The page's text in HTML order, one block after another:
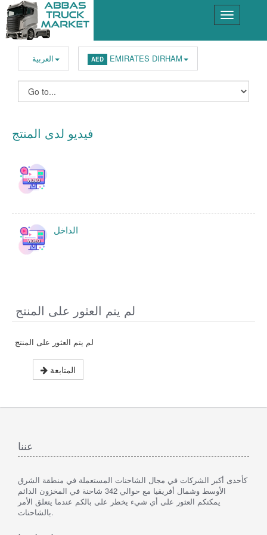
العربية AED EMIRATES DIRHAM
فيديو لدى المنتج
الداخل
لم يتم العثور على المنتج
لم يتم العثور على المنتج
المتابعة
عننا
كأحدى أكبر الشركات في مجال الشاحنات المستعملة في منطقة الشرق
الأوسط وشمال أفريقيا مع حوالي 342 شاحنة في المخزون الدائم
يمكنكم العثور على أي شيء يخطر على بالكم عندما يتعلق الأمر
بالشاحنات.